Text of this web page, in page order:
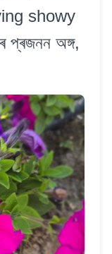
showy
প্ৰজনন অঙ্গ,